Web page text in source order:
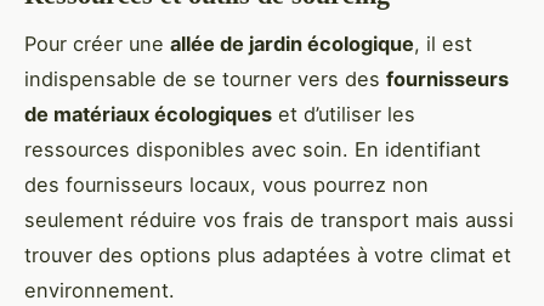
Pour créer une allée de jardin écologique, il est
indispensable de se tourner vers des fournisseurs
de matériaux écologiques et d’utiliser les
ressources disponibles avec soin. En identifiant
des fournisseurs locaux, vous pourrez non
seulement réduire vos frais de transport mais aussi
trouver des options plus adaptées à votre climat et
environnement.